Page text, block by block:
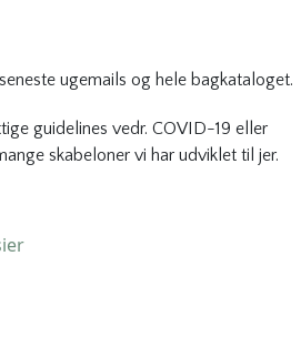
ugemails og hele bagkataloget.
guidelines vedr. COVID-19 eller
skabeloner vi har udviklet til jer.